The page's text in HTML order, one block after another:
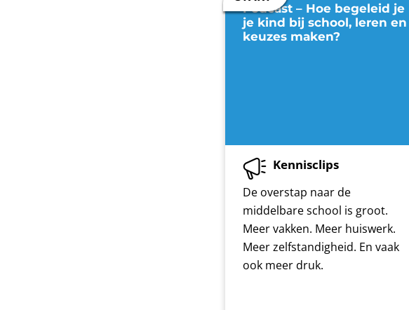
Podcast – Hoe begeleid je
je kind bij school, leren en
keuzes maken?
Kennisclips
De overstap naar de
middelbare school is groot.
Meer vakken. Meer huiswerk.
Meer zelfstandigheid. En vaak
ook meer druk.